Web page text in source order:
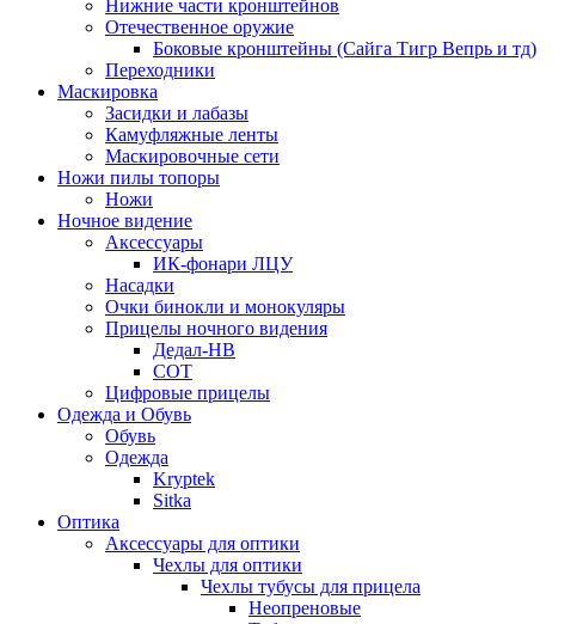
Нижние части кронштейнов
Отечественное оружие
Боковые кронштейны (Сайга Тигр Вепрь и тд)
Переходники
Маскировка
Засидки и лабазы
Камуфляжные ленты
Маскировочные сети
Ножи пилы топоры
Ножи
Ночное видение
Аксессуары
ИК-фонари ЛЦУ
Насадки
Очки бинокли и монокуляры
Прицелы ночного видения
Дедал-НВ
СОТ
Цифровые прицелы
Одежда и Обувь
Обувь
Одежда
Kryptek
Sitka
Оптика
Аксессуары для оптики
Чехлы для оптики
Чехлы тубусы для прицела
Неопреновые